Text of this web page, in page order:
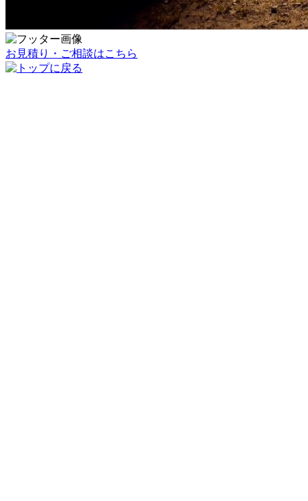
お見積り・ご相談はこちら